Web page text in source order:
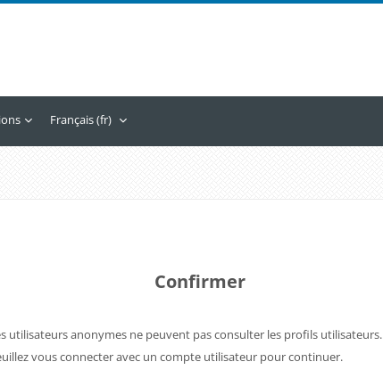
Français ‎(fr)‎
Confirmer
utilisateurs anonymes ne peuvent pas consulter les profils utilisateurs.
vous connecter avec un compte utilisateur pour continuer.